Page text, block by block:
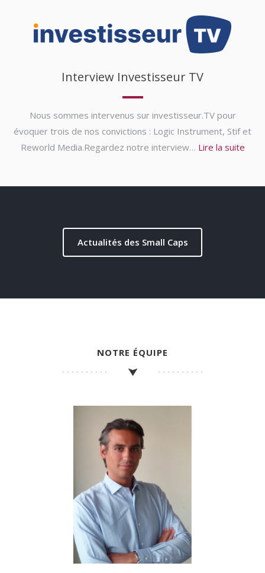
Interview Investisseur TV
Nous sommes intervenus sur investisseur.TV pour
évoquer trois de nos convictions : Logic Instrument, Stif et
Reworld Media.Regardez notre interview… Lire la suite
Actualités des Small Caps
NOTRE ÉQUIPE